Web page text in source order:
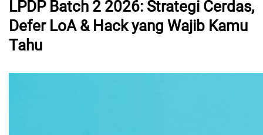
LPDP Batch 2 2026: Strategi Cerdas,
Defer LoA & Hack yang Wajib Kamu
Tahu